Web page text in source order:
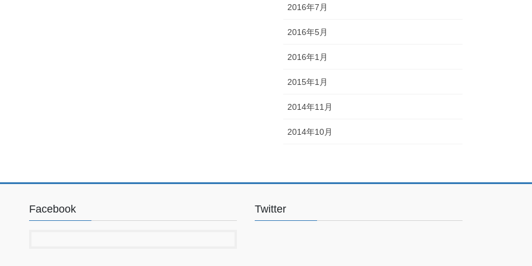
2016年7月
2016年5月
2016年1月
2015年1月
2014年11月
2014年10月
Facebook Twitter